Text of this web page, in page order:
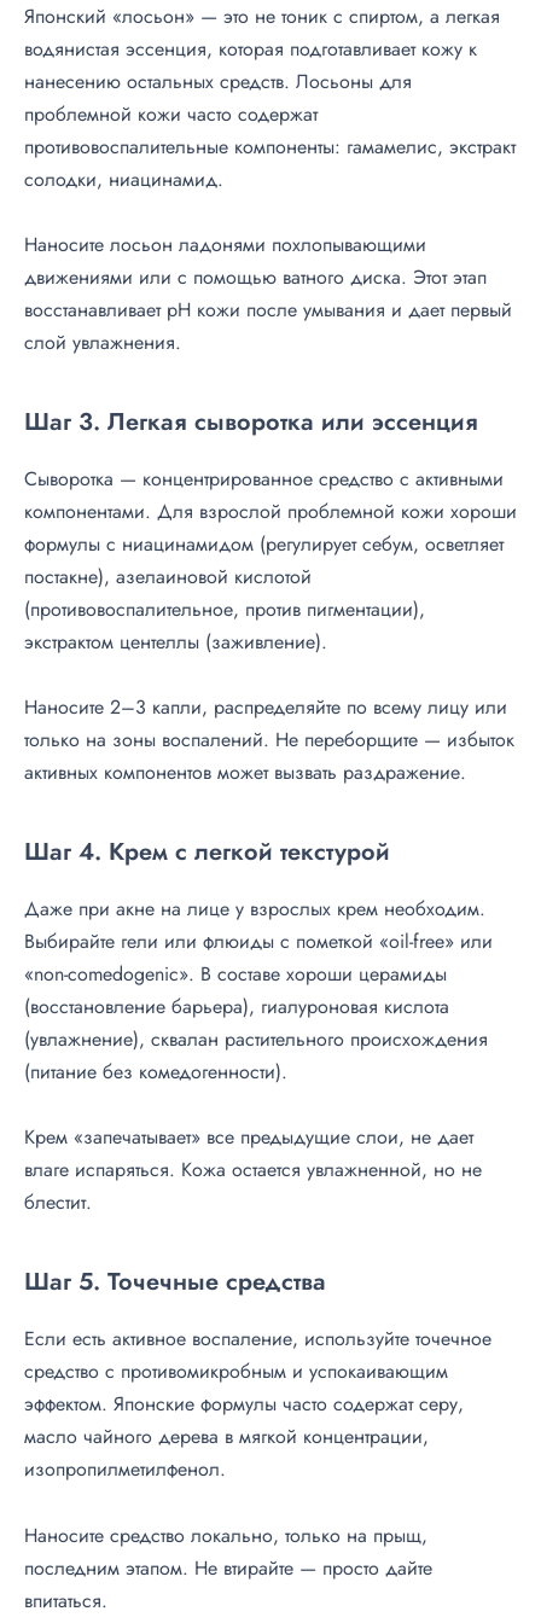
Японский «лосьон» — это не тоник с спиртом, а легкая
водянистая эссенция, которая подготавливает кожу к
нанесению остальных средств. Лосьоны для
проблемной кожи часто содержат
противовоспалительные компоненты: гамамелис, экстракт
солодки, ниацинамид.
Наносите лосьон ладонями похлопывающими
движениями или с помощью ватного диска. Этот этап
восстанавливает pH кожи после умывания и дает первый
слой увлажнения.
Шаг 3. Легкая сыворотка или эссенция
Сыворотка — концентрированное средство с активными
компонентами. Для взрослой проблемной кожи хороши
формулы с ниацинамидом (регулирует себум, осветляет
постакне), азелаиновой кислотой
(противовоспалительное, против пигментации),
экстрактом центеллы (заживление).
Наносите 2–3 капли, распределяйте по всему лицу или
только на зоны воспалений. Не переборщите — избыток
активных компонентов может вызвать раздражение.
Шаг 4. Крем с легкой текстурой
Даже при акне на лице у взрослых крем необходим.
Выбирайте гели или флюиды с пометкой «oil-free» или
«non-comedogenic». В составе хороши церамиды
(восстановление барьера), гиалуроновая кислота
(увлажнение), сквалан растительного происхождения
(питание без комедогенности).
Крем «запечатывает» все предыдущие слои, не дает
влаге испаряться. Кожа остается увлажненной, но не
блестит.
Шаг 5. Точечные средства
Если есть активное воспаление, используйте точечное
средство с противомикробным и успокаивающим
эффектом. Японские формулы часто содержат серу,
масло чайного дерева в мягкой концентрации,
изопропилметилфенол.
Наносите средство локально, только на прыщ,
последним этапом. Не втирайте — просто дайте
впитаться.